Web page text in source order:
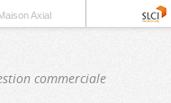
Axial
commerciale